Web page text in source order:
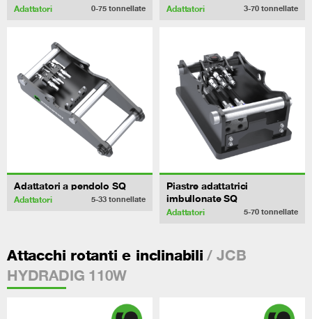
Adattatori 0-75 tonnellate Adattatori 3-70 tonnellate
Adattatori a pendolo SQ
Adattatori 5-33 tonnellate
Piastre adattatrici
imbullonate SQ
Adattatori 5-70 tonnellate
Attacchi rotanti e inclinabili / JCB
HYDRADIG 110W